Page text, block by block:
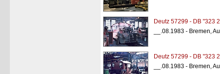
Deutz 57299 - DB "323
__.08.1983 - Bremen,
Deutz 57299 - DB "323
__.08.1983 - Bremen,